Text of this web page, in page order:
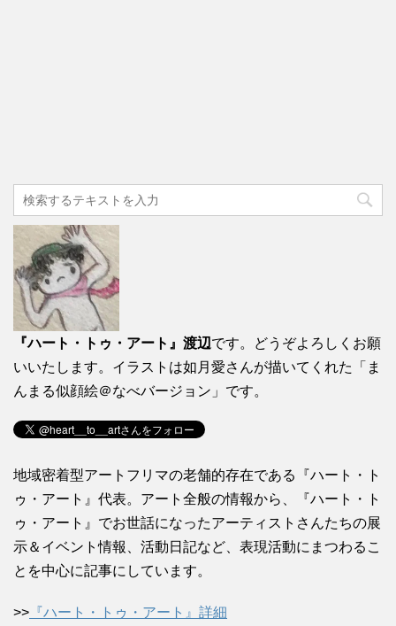
『ハート・トゥ・アート』渡辺です。どうぞよろしくお願
いいたします。イラストは如月愛さんが描いてくれた「ま
んまる似顔絵＠なべバージョン」です。
地域密着型アートフリマの老舗的存在である『ハート・ト
ゥ・アート』代表。アート全般の情報から、『ハート・ト
ゥ・アート』でお世話になったアーティストさんたちの展
示＆イベント情報、活動日記など、表現活動にまつわるこ
とを中心に記事にしています。
>> 『ハート・トゥ・アート』詳細